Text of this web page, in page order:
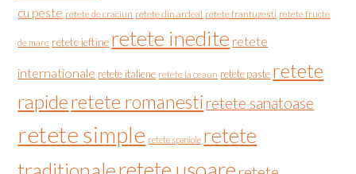
cu peste retete de craciun retete din ardeal retete frantuzesti retete fructe
de mare retete ieftine retete inedite retete
internationale retete italiene retete la ceaun retete paste retete
rapideretete romanesti retete sanatoase
retete simple retete spaniole retete